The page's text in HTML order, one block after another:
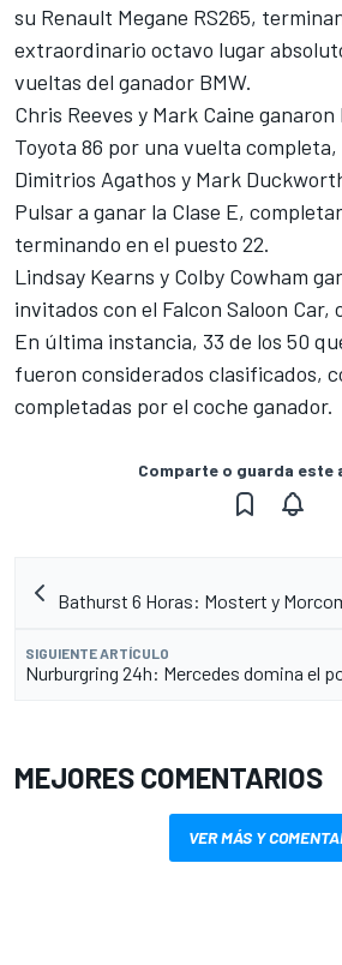
su Renault Megane RS265,
extraordinario octavo lugar
vueltas del ganador BMW.
Chris Reeves y Mark Caine ganaron
Toyota 86 por una vuelta
Dimitrios Agathos y Mark
Pulsar a ganar la Clase E,
terminando en el puesto 22.
Lindsay Kearns y Colby Cowham
invitados con el Falcon Saloon Car,
En última instancia, 33 de los 50
fueron considerados clasificados,
completadas por el coche ganador.
Comparte o guarda este
Bathurst 6 Horas: Mostert y
SIGUIENTE ARTÍCULO
Nurburgring 24h: Mercedes domina el
MEJORES COMENTARIOS
VER MÁS Y